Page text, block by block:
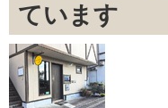
ています